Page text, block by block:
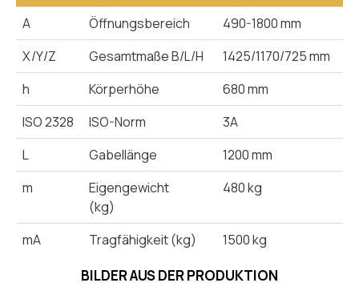
A
Öffnungsbereich
490-1800 mm
X/Y/Z
Gesamtmaße B/L/H
1425/1170/725 mm
h
Körperhöhe
680 mm
ISO 2328
ISO-Norm
3A
L
Gabellänge
1200 mm
m
Eigengewicht
(kg)
480 kg
mA Tragfähigkeit (kg) 1500 kg
BILDER AUS DER PRODUKTION